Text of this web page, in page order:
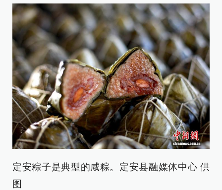
定安粽子是典型的咸粽。定安县融媒体中心 供
图